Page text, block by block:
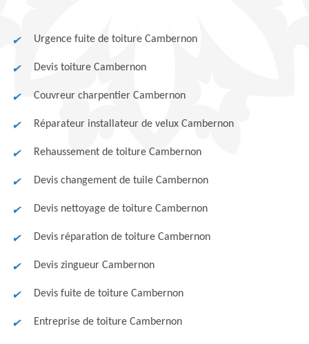
Urgence fuite de toiture Cambernon
Devis toiture Cambernon
Couvreur charpentier Cambernon
Réparateur installateur de velux Cambernon
Rehaussement de toiture Cambernon
Devis changement de tuile Cambernon
Devis nettoyage de toiture Cambernon
Devis réparation de toiture Cambernon
Devis zingueur Cambernon
Devis fuite de toiture Cambernon
Entreprise de toiture Cambernon